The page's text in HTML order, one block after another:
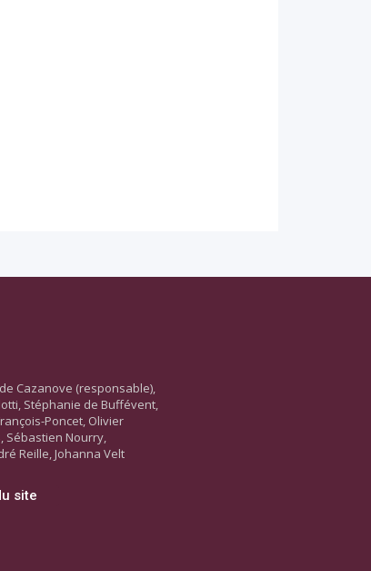
Cazanove (responsable),
Stéphanie de Buffévent,
Poncet, Olivier
Sébastien Nourry,
Reille, Johanna Velt
site